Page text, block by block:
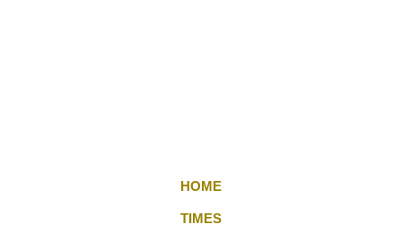
HOME
TIMES